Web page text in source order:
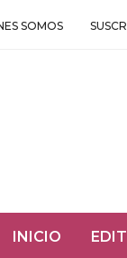
SOMOS
INICIO